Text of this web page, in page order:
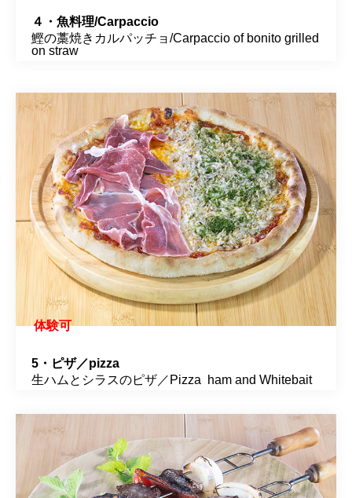
４・魚料理/Carpaccio
鰹の藁焼きカルパッチョ/Carpaccio of bonito grilled
on straw
体験可
5・ピザ／pizza
生ハムとシラスのピザ／Pizza ham and Whitebait